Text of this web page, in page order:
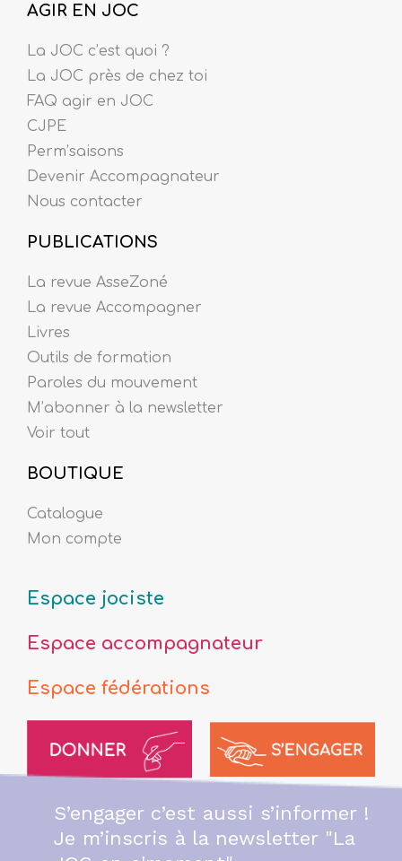
AGIR EN JOC
La JOC c’est quoi ?
La JOC près de chez toi
FAQ agir en JOC
CJPE
Perm’saisons
Devenir Accompagnateur
Nous contacter
PUBLICATIONS
La revue AsseZoné
La revue Accompagner
Livres
Outils de formation
Paroles du mouvement
M’abonner à la newsletter
Voir tout
BOUTIQUE
Catalogue
Mon compte
Espace jociste
Espace accompagnateur
Espace fédérations
S’engager c’est aussi s’informer !
Je m’inscris à la newsletter "La